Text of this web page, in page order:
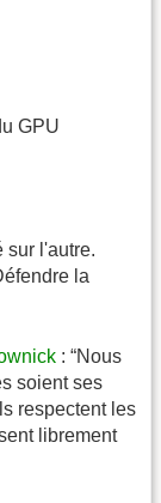
GPU
sur l'autre.
la
: “Nous
soient ses
respectent les
librement